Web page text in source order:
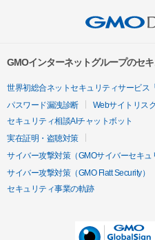
GMOインターネットグループのセ
世界初総合ネットセキュリティサービス
パスワード漏洩診断
Webサイトリス
セキュリティ相談AIチャットボット
実在証明・盗聴対策
サイバー攻撃対策（GMOサイバーセキュ
サイバー攻撃対策（GMO Flatt Security）
セキュリティ事業の軌跡